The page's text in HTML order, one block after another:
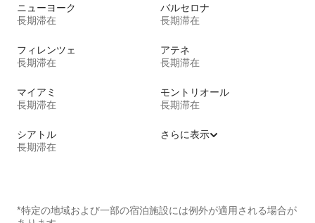
ニューヨーク
長期滞在
バルセロナ
長期滞在
フィレンツェ
長期滞在
アテネ
長期滞在
マイアミ
長期滞在
モントリオール
長期滞在
シアトル
長期滞在
さらに表示
*特定の地域および一部の宿泊施設には例外が適用される場合が